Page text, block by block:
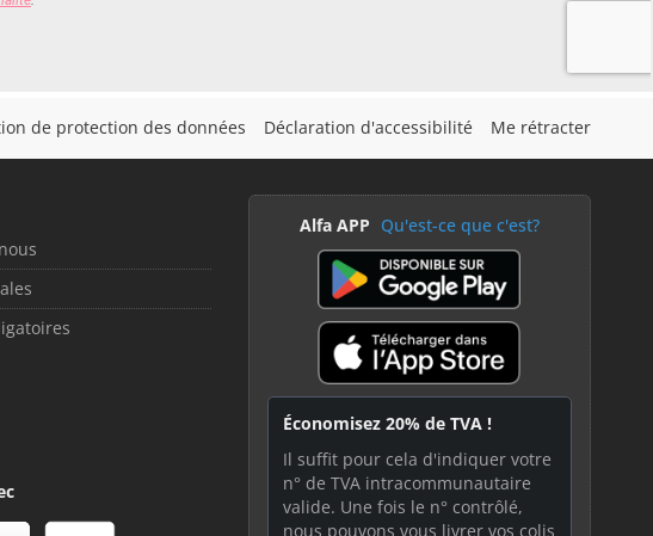
de protection des données Déclaration d'accessibilité Me rétracter
Alfa APP Qu'est-ce que c'est?
Économisez 20% de TVA !
Il suffit pour cela d'indiquer votre
n° de TVA intracommunautaire
valide. Une fois le n° contrôlé,
nous pouvons vous livrer vos colis